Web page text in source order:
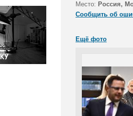
Место: Россия,
Сообщить об
Ещё фото